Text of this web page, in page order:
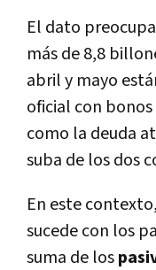
El dato
más de 8,8
abril y mayo
oficial con
como la deuda
suba de los dos
En este
sucede con los
suma de los